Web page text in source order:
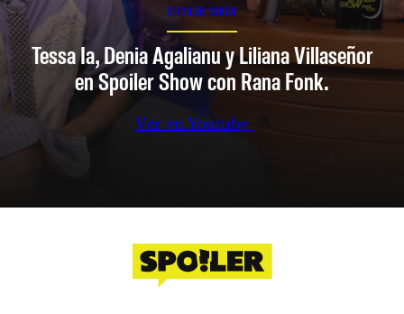
SPOILER SHOW
Tessa Ia, Denia Agalianu y Liliana Villaseñor
en Spoiler Show con Rana Fonk.
Ver en Youtube